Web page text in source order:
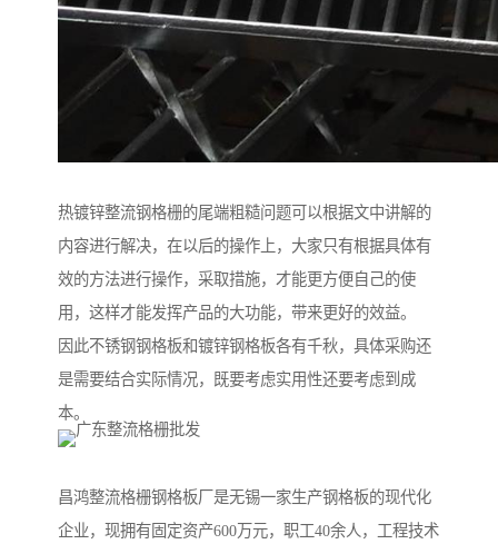
热镀锌整流钢格栅的尾端粗糙问题可以根据文中讲解的
内容进行解决，在以后的操作上，大家只有根据具体有
效的方法进行操作，采取措施，才能更方便自己的使
用，这样才能发挥产品的大功能，带来更好的效益。
因此不锈钢钢格板和镀锌钢格板各有千秋，具体采购还
是需要结合实际情况，既要考虑实用性还要考虑到成
本。
昌鸿整流格栅钢格板厂是无锡一家生产钢格板的现代化
企业，现拥有固定资产600万元，职工40余人，工程技术